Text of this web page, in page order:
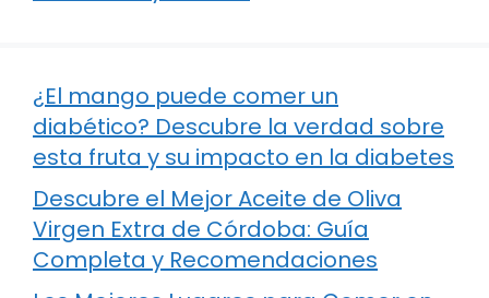
¿El mango puede comer un
diabético? Descubre la verdad sobre
esta fruta y su impacto en la diabetes
Descubre el Mejor Aceite de Oliva
Virgen Extra de Córdoba: Guía
Completa y Recomendaciones